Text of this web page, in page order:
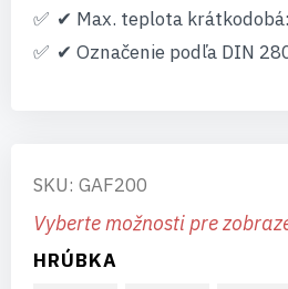
✔ Max. teplota
✔ Označenie podľa DIN
SKU: GAF200
Vyberte možnosti pre
HRÚBKA